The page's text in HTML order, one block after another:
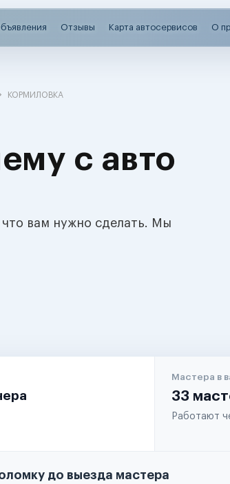
Отзывы Карта автосервисов О
КОРМИЛОВКА
с авто
вам нужно сделать. Мы
Мастера в
33
Работают
до выезда мастера